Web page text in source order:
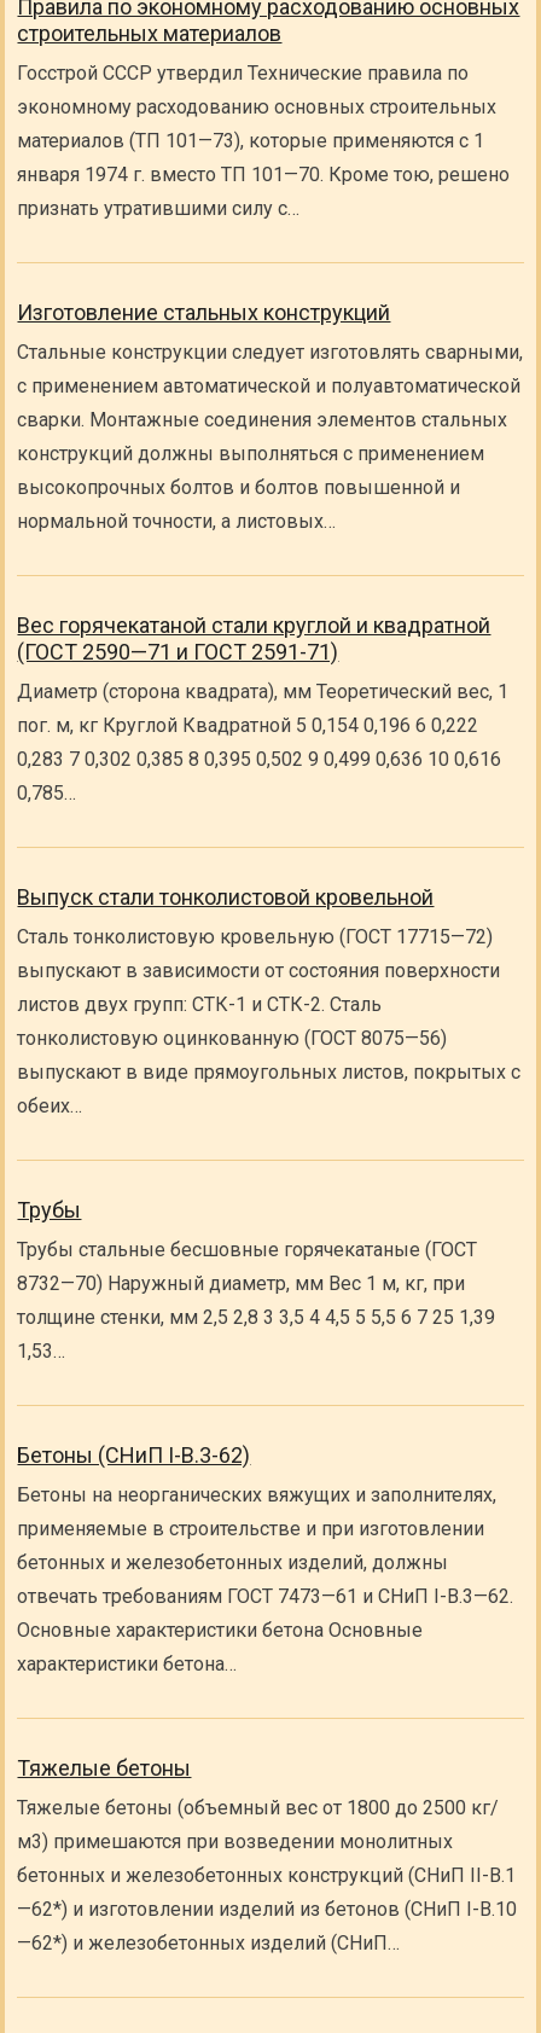
Правила по экономному расходованию основных
строительных материалов
Госстрой СССР утвердил Технические правила по
экономному расходованию основных строительных
материалов (ТП 101—73), которые применяются с 1
января 1974 г. вместо ТП 101—70. Кроме тою, решено
признать утратившими силу с…
Изготовление стальных конструкций
Стальные конструкции следует изготовлять сварными,
с применением автоматической и полуавтоматической
сварки. Монтажные соединения элементов стальных
конструкций должны выполняться с применением
высокопрочных болтов и болтов повышенной и
нормальной точности, а листовых…
Вес горячекатаной стали круглой и квадратной
(ГОСТ 2590—71 и ГОСТ 2591-71)
Диаметр (сторона квадрата), мм Теоретический вес, 1
пог. м, кг Круглой Квадратной 5 0,154 0,196 6 0,222
0,283 7 0,302 0,385 8 0,395 0,502 9 0,499 0,636 10 0,616
0,785…
Выпуск стали тонколистовой кровельной
Сталь тонколистовую кровельную (ГОСТ 17715—72)
выпускают в зависимости от состояния поверхности
листов двух групп: СТК-1 и СТК-2. Сталь
тонколистовую оцинкованную (ГОСТ 8075—56)
выпускают в виде прямоугольных листов, покрытых с
обеих…
Трубы
Трубы стальные бесшовные горячекатаные (ГОСТ
8732—70) Наружный диаметр, мм Вес 1 м, кг, при
толщине стенки, мм 2,5 2,8 3 3,5 4 4,5 5 5,5 6 7 25 1,39
1,53…
Бетоны (СНиП I-B.3-62)
Бетоны на неорганических вяжущих и заполнителях,
применяемые в строительстве и при изготовлении
бетонных и железобетонных изделий, должны
отвечать требованиям ГОСТ 7473—61 и СНиП I-B.3—62.
Основные характеристики бетона Основные
характеристики бетона…
Тяжелые бетоны
Тяжелые бетоны (объемный вес от 1800 до 2500 кг/
м3) примешаются при возведении монолитных
бетонных и железобетонных конструкций (СНиП II-B.1
—62*) и изготовлении изделий из бетонов (СНиП I-B.10
—62*) и железобетонных изделий (СНиП…